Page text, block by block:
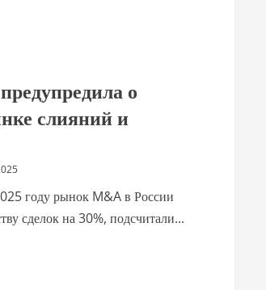
о
слияний и
году рынок M&A в России
сделок на 30%, подсчитали...